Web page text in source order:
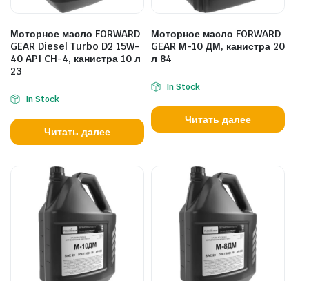
Моторное масло FORWARD
GEAR Diesel Turbo D2 15W-
40 API CH-4, канистра 10 л
23
In Stock
Читать далее
Моторное масло FORWARD
GEAR М-10 ДМ, канистра 20
л 84
In Stock
Читать далее